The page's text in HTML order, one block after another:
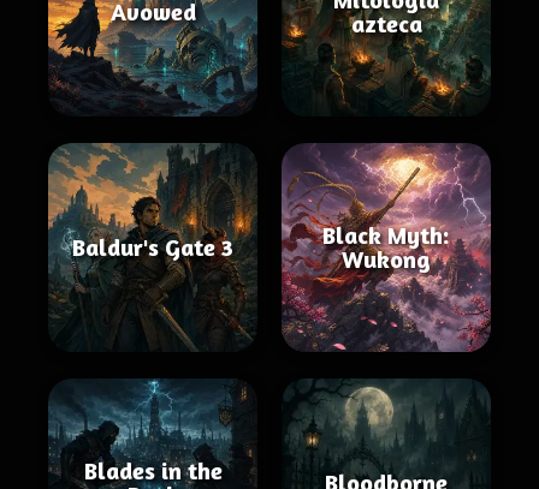
Avowed
azteca
Baldur's Gate 3
Black Myth:
Wukong
Blades in the
Bloodborne